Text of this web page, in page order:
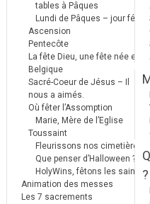
tables à Pâques
Lundi de Pâques – jour férié
Ascension
Pentecôte
La fête Dieu, une fête née en
Belgique
Sacré-Coeur de Jésus – Il
nous a aimés.
Où fêter l’Assomption
Marie, Mère de l’Eglise
Toussaint
Fleurissons nos cimetières
Que penser d’Halloween ?
HolyWins, fêtons les saints !
Animation des messes
Les 7 sacrements
?